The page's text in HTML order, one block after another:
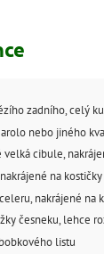
zadního, celý
nebo jiného
velká cibule,
na kostičky
nakrájené na
česneku, lehce
listu